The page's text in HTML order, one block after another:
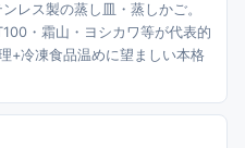
レス製の蒸し皿・蒸しかご。
・霜山・ヨシカワ等が代表的
+冷凍食品温めに望ましい本格